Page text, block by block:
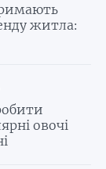
житла:
овочі